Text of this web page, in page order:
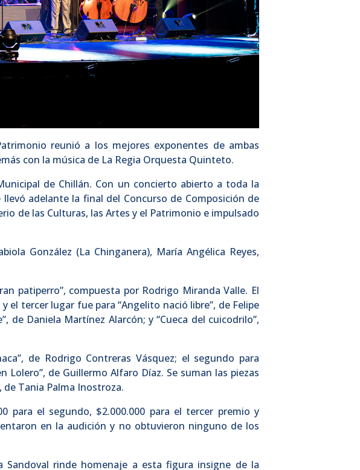
reunió a los mejores exponentes de ambas
con la música de La Regia Orquesta Quinteto.
de Chillán. Con un concierto abierto a toda la
adelante la final del Concurso de Composición de
de las Culturas, las Artes y el Patrimonio e impulsado
González (La Chinganera), María Angélica Reyes,
patiperro”, compuesta por Rodrigo Miranda Valle. El
el tercer lugar fue para “Angelito nació libre”, de Felipe
de Daniela Martínez Alarcón; y “Cueca del cuicodrilo”,
de Rodrigo Contreras Vásquez; el segundo para
Lolero”, de Guillermo Alfaro Díaz. Se suman las piezas
de Tania Palma Inostroza.
para el segundo, $2.000.000 para el tercer premio y
en la audición y no obtuvieron ninguno de los
Sandoval rinde homenaje a esta figura insigne de la